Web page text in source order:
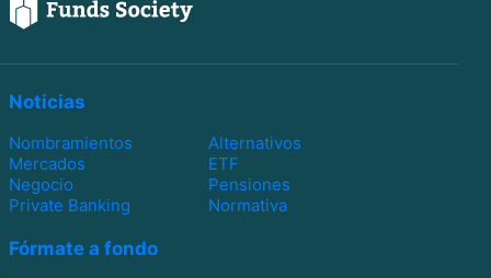
Noticias
Nombramientos
Alternativos
Mercados
ETF
Negocio
Pensiones
Private Banking
Normativa
Fórmate a fondo